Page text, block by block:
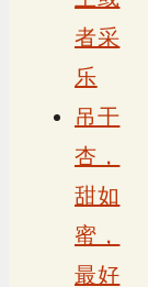
者采
乐
吊干
杏，
甜如
蜜，
最好